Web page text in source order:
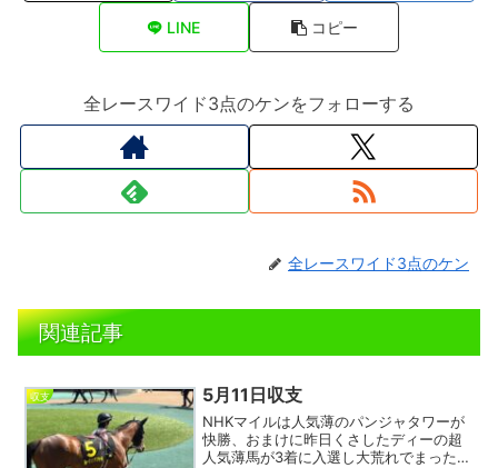
LINE コピー
全レースワイド3点のケンをフォローする
全レースワイド3点のケン
関連記事
収支 5月11日収支
NHKマイルは人気薄のパンジャタワーが
快勝、おまけに昨日くさしたディーの超
人気薄馬が3着に入選し大荒れでまったく